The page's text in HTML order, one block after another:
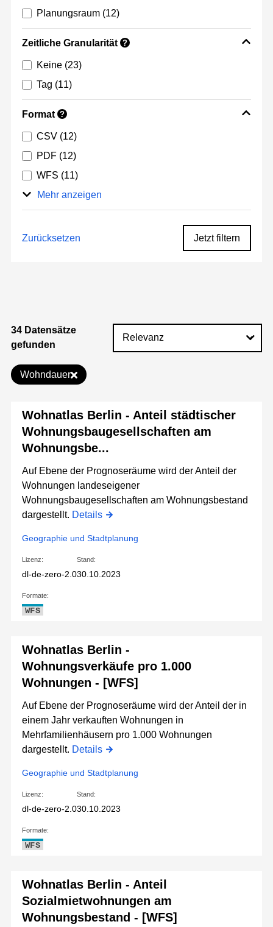
Planungsraum (12)
Zeitliche Granularität ?
Keine (23)
Tag (11)
Format ?
CSV (12)
PDF (12)
WFS (11)
Mehr anzeigen
Zurücksetzen Jetzt filtern
34 Datensätze
gefunden
Wohndauer
Wohnatlas Berlin - Anteil städtischer
Wohnungsbaugesellschaften am
Wohnungsbe...
Auf Ebene der Prognoseräume wird der Anteil der
Wohnungen landeseigener
Wohnungsbaugesellschaften am Wohnungsbestand
dargestellt. Details
Geographie und Stadtplanung
Lizenz:
dl-de-zero-2.0
Stand:
30.10.2023
Formate:
WFS
Wohnatlas Berlin -
Wohnungsverkäufe pro 1.000
Wohnungen - [WFS]
Auf Ebene der Prognoseräume wird der Anteil der in
einem Jahr verkauften Wohnungen in
Mehrfamilienhäusern pro 1.000 Wohnungen
dargestellt. Details
Geographie und Stadtplanung
Lizenz:
dl-de-zero-2.0
Stand:
30.10.2023
Formate:
WFS
Wohnatlas Berlin - Anteil
Sozialmietwohnungen am
Wohnungsbestand - [WFS]